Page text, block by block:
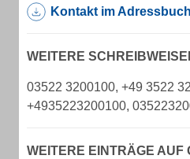
Kontakt im
WEITERE
03522 3200100, +49 3522
+4935223200100,
WEITERE EINTRÄGE AUF